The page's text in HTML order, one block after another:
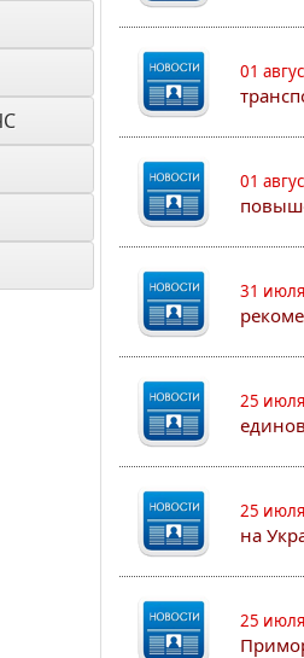
01
01
31
25
25
на
25